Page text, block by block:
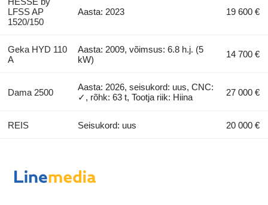
LFSS AP
1520/150
Aasta: 2023 19 600 €
Geka HYD 110
A
Aasta: 2009, võimsus: 6.8 h.j. (5
kW)
14 700 €
Dama 2500
Aasta: 2026, seisukord: uus, CNC:
✓, rõhk: 63 t, Tootja riik: Hiina
27 000 €
REIS Seisukord: uus 20 000 €